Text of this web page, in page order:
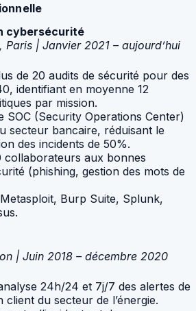
cybersécurité
Paris | Janvier 2021 – aujourd’hui
de 20 audits de sécurité pour des
identifiant en moyenne 12
par mission.
SOC (Security Operations Center)
secteur bancaire, réduisant le
des incidents de 50%.
collaborateurs aux bonnes
(phishing, gestion des mots de
Metasploit, Burp Suite, Splunk,
| Juin 2018 – décembre 2020
24h/24 et 7j/7 des alertes de
du secteur de l’énergie.